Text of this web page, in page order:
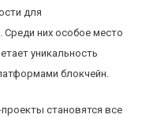
для
Среди них особое место
уникальность
блокчейн.
становятся все